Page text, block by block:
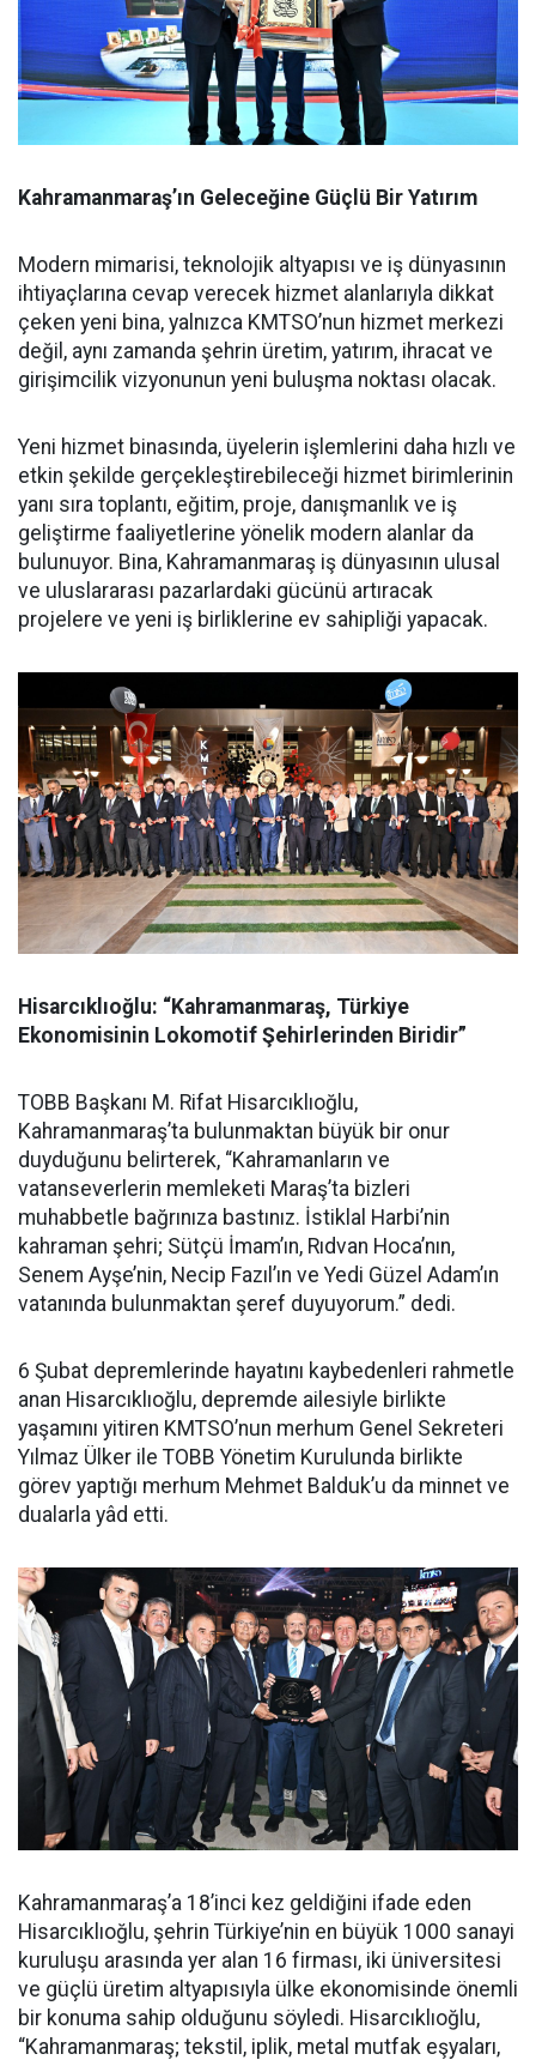
Kahramanmaraş’ın Geleceğine Güçlü Bir Yatırım
Modern mimarisi, teknolojik altyapısı ve iş dünyasının
ihtiyaçlarına cevap verecek hizmet alanlarıyla dikkat
çeken yeni bina, yalnızca KMTSO’nun hizmet merkezi
değil, aynı zamanda şehrin üretim, yatırım, ihracat ve
girişimcilik vizyonunun yeni buluşma noktası olacak.
Yeni hizmet binasında, üyelerin işlemlerini daha hızlı ve
etkin şekilde gerçekleştirebileceği hizmet birimlerinin
yanı sıra toplantı, eğitim, proje, danışmanlık ve iş
geliştirme faaliyetlerine yönelik modern alanlar da
bulunuyor. Bina, Kahramanmaraş iş dünyasının ulusal
ve uluslararası pazarlardaki gücünü artıracak
projelere ve yeni iş birliklerine ev sahipliği yapacak.
Hisarcıklıoğlu: “Kahramanmaraş, Türkiye
Ekonomisinin Lokomotif Şehirlerinden Biridir”
TOBB Başkanı M. Rifat Hisarcıklıoğlu,
Kahramanmaraş’ta bulunmaktan büyük bir onur
duyduğunu belirterek, “Kahramanların ve
vatanseverlerin memleketi Maraş’ta bizleri
muhabbetle bağrınıza bastınız. İstiklal Harbi’nin
kahraman şehri; Sütçü İmam’ın, Rıdvan Hoca’nın,
Senem Ayşe’nin, Necip Fazıl’ın ve Yedi Güzel Adam’ın
vatanında bulunmaktan şeref duyuyorum.” dedi.
6 Şubat depremlerinde hayatını kaybedenleri rahmetle
anan Hisarcıklıoğlu, depremde ailesiyle birlikte
yaşamını yitiren KMTSO’nun merhum Genel Sekreteri
Yılmaz Ülker ile TOBB Yönetim Kurulunda birlikte
görev yaptığı merhum Mehmet Balduk’u da minnet ve
dualarla yâd etti.
Kahramanmaraş’a 18’inci kez geldiğini ifade eden
Hisarcıklıoğlu, şehrin Türkiye’nin en büyük 1000 sanayi
kuruluşu arasında yer alan 16 firması, iki üniversitesi
ve güçlü üretim altyapısıyla ülke ekonomisinde önemli
bir konuma sahip olduğunu söyledi. Hisarcıklıoğlu,
“Kahramanmaraş; tekstil, iplik, metal mutfak eşyaları,